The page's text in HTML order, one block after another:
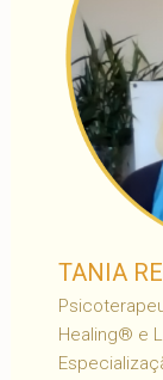
TANIA
Healing® e